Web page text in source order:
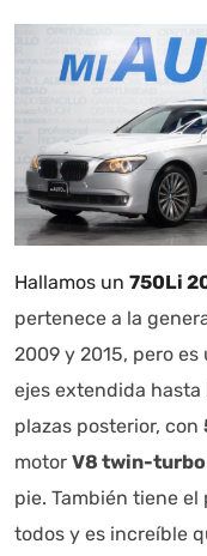
Hallamos un 750Li
pertenece a la
2009 y 2015, pero
ejes extendida hasta
plazas posterior, con
motor V8 twin-turbo
pie. También tiene
todos y es increíble